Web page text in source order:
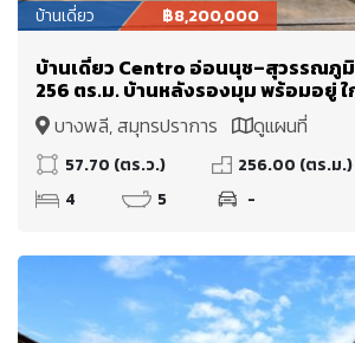
บ้านเดี่ยว ฿8,200,000
บ้านเดี่ยว Centro อ่อนนุช–สุวรรณภูมิ
256 ตร.ม. บ้านหลังรองมุม พร้อมอยู่
สุวรรณภูมิ
บางพลี, สมุทรปราการ ดูแผนที่
57.70 (ตร.ว.)
256.00 (ตร.ม.)
4
5 -